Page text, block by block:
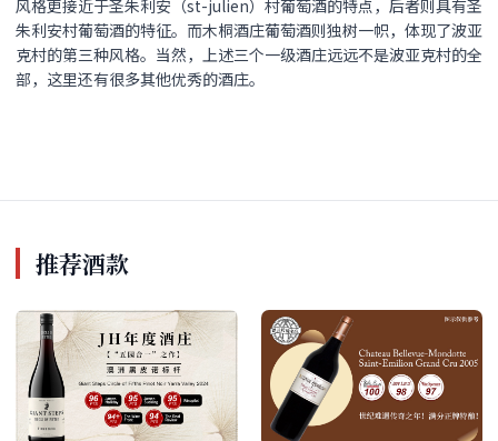
风格更接近于圣朱利安（st-julien）村葡萄酒的特点，后者则具有圣
朱利安村葡萄酒的特征。而木桐酒庄葡萄酒则独树一帜，体现了波亚
克村的第三种风格。当然，上述三个一级酒庄远远不是波亚克村的全
部，这里还有很多其他优秀的酒庄。
推荐酒款